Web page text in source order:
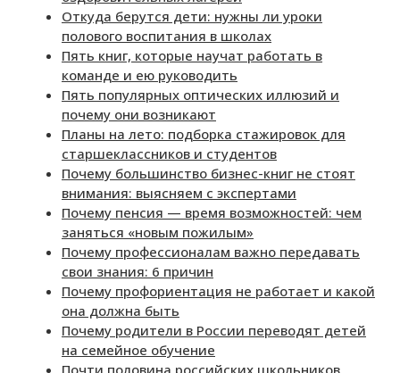
Откуда берутся дети: нужны ли уроки
полового воспитания в школах
Пять книг, которые научат работать в
команде и ею руководить
Пять популярных оптических иллюзий и
почему они возникают
Планы на лето: подборка стажировок для
старшеклассников и студентов
Почему большинство бизнес-книг не стоят
внимания: выясняем с экспертами
Почему пенсия — время возможностей: чем
заняться «новым пожилым»
Почему профессионалам важно передавать
свои знания: 6 причин
Почему профориентация не работает и какой
она должна быть
Почему родители в России переводят детей
на семейное обучение
Почти половина российских школьников